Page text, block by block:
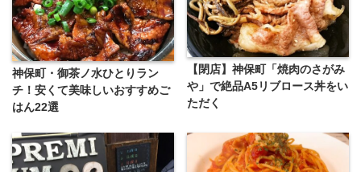
神保町・御茶ノ水ひとりラン
チ！安くて美味しいおすすめご
はん22選
【閉店】神保町「焼肉のさがみ
や」で絶品A5リブロース丼をい
ただく